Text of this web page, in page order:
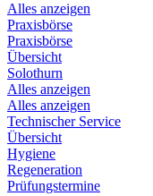
Alles anzeigen
Praxisbörse
Praxisbörse
Übersicht
Solothurn
Alles anzeigen
Alles anzeigen
Technischer Service
Übersicht
Hygiene
Regeneration
Prüfungstermine